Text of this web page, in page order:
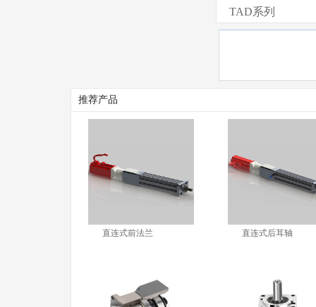
TAD系列
推荐产品
直连式前法兰 直连式后耳轴